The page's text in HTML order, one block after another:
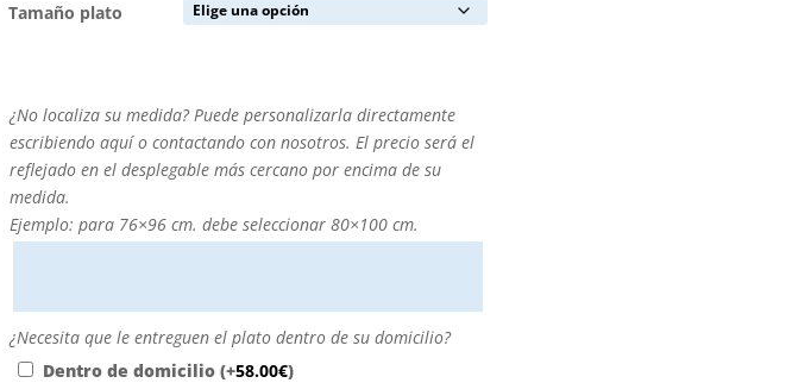
Tamaño plato
¿No
localiza
su
medida?
Puede
escribiendo
aquí
o
¿No localiza su medida? Puede personalizarla directamente
escribiendo aquí o contactando con nosotros. El precio será el
reflejado en el desplegable más cercano por encima de su
medida.
Ejemplo: para 76×96 cm. debe seleccionar 80×100 cm.
¿Necesita
que
¿Necesita que le entreguen el plato dentro de su domicilio?
Dentro de domicilio(+58.00€)